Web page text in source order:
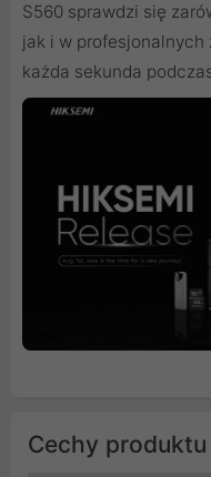
S560 sprawdzi się
jak i w
każda sekunda
Cechy produktu